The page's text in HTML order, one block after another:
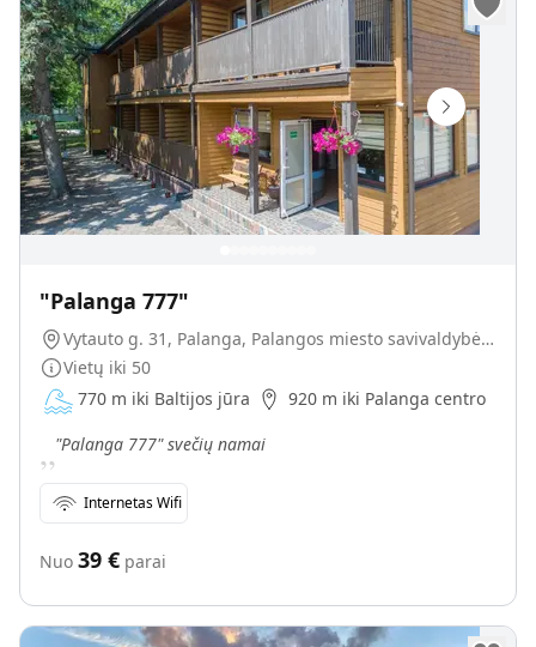
"Palanga 777"
Vytauto g. 31, Palanga, Palangos miesto savivaldybė, Lietuva
Vietų iki 50
770 m iki Baltijos jūra
920 m iki Palanga centro
„"Palanga 777" svečių namai
Internetas Wifi
Nuo 39 € parai